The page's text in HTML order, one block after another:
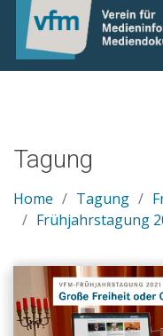
Tagung
Home Tagung
Frühjahrstagung